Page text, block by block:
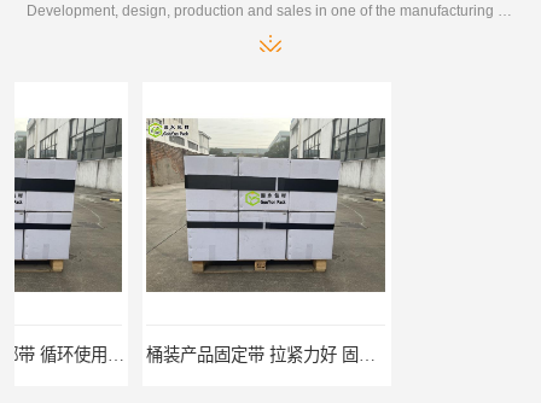
桶装产品固定带 拉紧力好 固永包材 托盘运输网兜 固永包材